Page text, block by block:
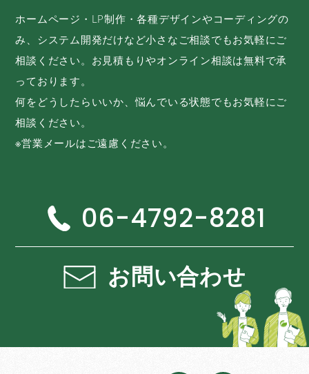
ホームページ・LP制作・各種デザインやコーディングの
み、システム開発だけなど小さなご相談でもお気軽にご
相談ください。お見積もりやオンライン相談は無料で承
っております。
何をどうしたらいいか、悩んでいる状態でもお気軽にご
相談ください。
※営業メールはご遠慮ください。
06-4792-8281
お問い合わせ